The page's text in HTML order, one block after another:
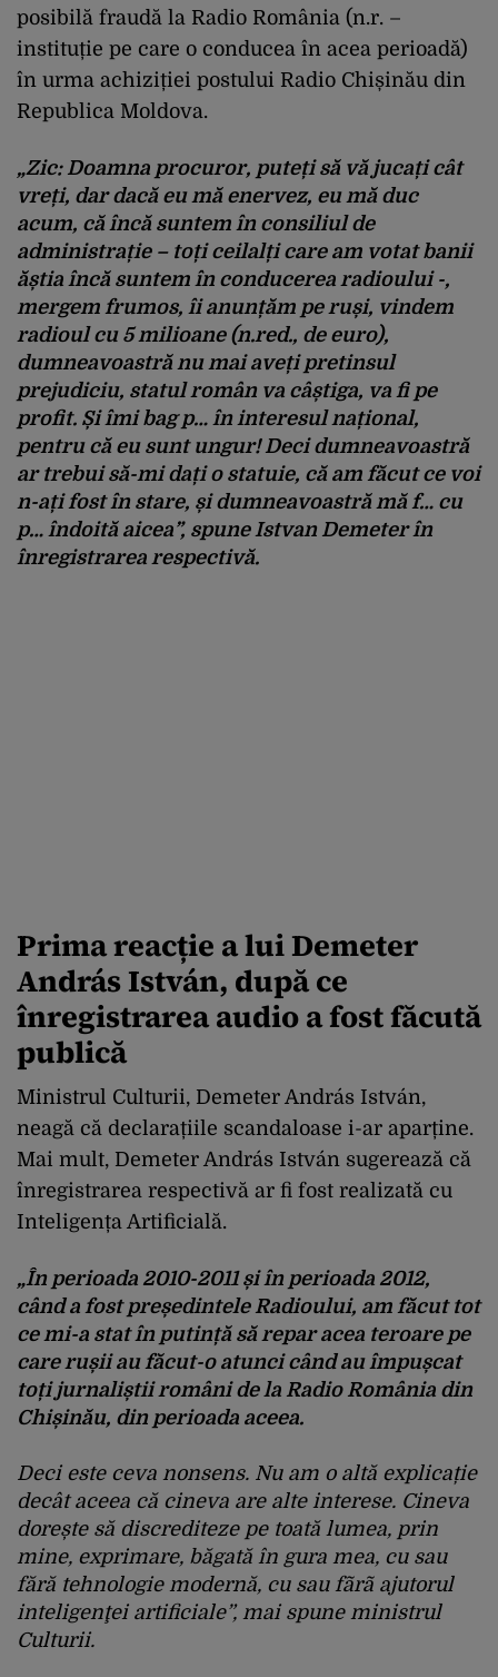
posibilă fraudă la Radio România (n.r. –
instituție pe care o conducea în acea perioadă)
în urma achiziției postului Radio Chișinău din
Republica Moldova.
„Zic: Doamna procuror, puteți să vă jucați cât
vreți, dar dacă eu mă enervez, eu mă duc
acum, că încă suntem în consiliul de
administrație – toți ceilalți care am votat banii
ăștia încă suntem în conducerea radioului -,
mergem frumos, îi anunțăm pe ruși, vindem
radioul cu 5 milioane (n.red., de euro),
dumneavoastră nu mai aveți pretinsul
prejudiciu, statul român va câștiga, va fi pe
profit. Și îmi bag p… în interesul național,
pentru că eu sunt ungur! Deci dumneavoastră
ar trebui să-mi dați o statuie, că am făcut ce voi
n-ați fost în stare, și dumneavoastră mă f… cu
p… îndoită aicea”, spune Istvan Demeter în
înregistrarea respectivă.
Prima reacție a lui Demeter
András István, după ce
înregistrarea audio a fost făcută
publică
Ministrul Culturii, Demeter András István,
neagă că declarațiile scandaloase i-ar aparține.
Mai mult, Demeter András István sugerează că
înregistrarea respectivă ar fi fost realizată cu
Inteligența Artificială.
„În perioada 2010-2011 și în perioada 2012,
când a fost președintele Radioului, am făcut tot
ce mi-a stat în putință să repar acea teroare pe
care rușii au făcut-o atunci când au împușcat
toți jurnaliștii români de la Radio România din
Chișinău, din perioada aceea.
Deci este ceva nonsens. Nu am o altă explicație
decât aceea că cineva are alte interese. Cineva
dorește să discrediteze pe toată lumea, prin
mine, exprimare, băgată în gura mea, cu sau
fără tehnologie modernă, cu sau fãrã ajutorul
inteligenţei artificiale”, mai spune ministrul
Culturii.